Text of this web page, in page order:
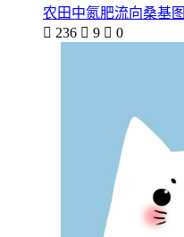
农田中氮肥流向桑基图
 236  9  0